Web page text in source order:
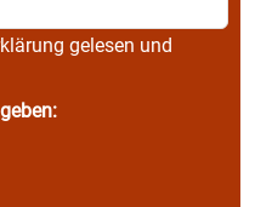
gelesen und